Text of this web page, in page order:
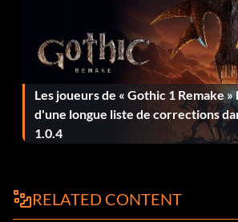
Chaque balle compte Utilisez le
Autodéfense Tuer 10 humains
Pas une égratignure S'échapper d'un
sans subir de dégâts
Elle est dans les bouches d'aération...
Les joueurs de « Gothic 1 Remake
d'une longue liste de corrections
1.0.4
RELATED CONTENT